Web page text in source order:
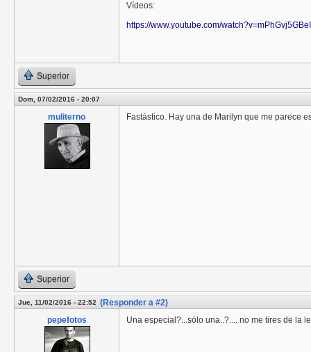
Vídeos:
https://www.youtube.com/watch?v=mPhGvj5GBeI
Superior
Dom, 07/02/2016 - 20:07
muliterno Fastástico. Hay una de Marilyn que me parece
Superior
Jue, 11/02/2016 - 22:52 (Responder a #2)
pepefotos
Una especial?...sólo una..?.... no me tires de la